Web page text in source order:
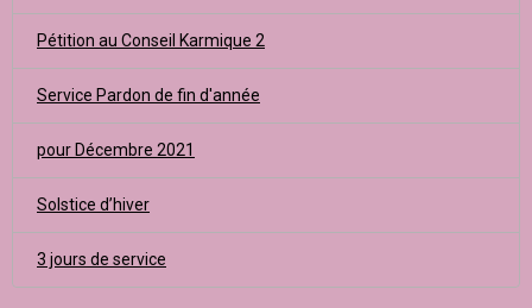
Pétition au Conseil Karmique 2
Service Pardon de fin d'année
pour Décembre 2021
Solstice d’hiver
3 jours de service